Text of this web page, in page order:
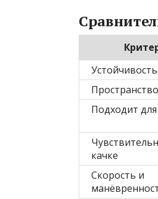
Подходит
качке
Скорость и